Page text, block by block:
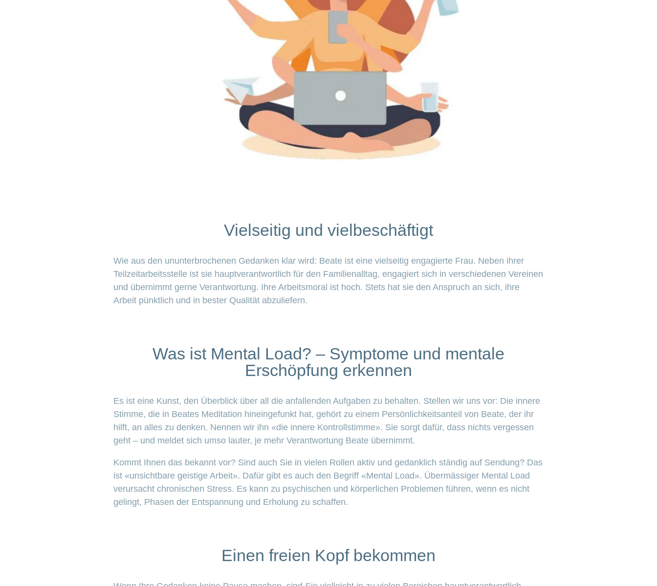
Vielseitig und vielbeschäftigt
Wie aus den ununterbrochenen Gedanken klar wird: Beate ist eine vielseitig engagierte Frau. Neben ihrer
Teilzeitarbeitsstelle ist sie hauptverantwortlich für den Familienalltag, engagiert sich in verschiedenen Vereinen
und übernimmt gerne Verantwortung. Ihre Arbeitsmoral ist hoch. Stets hat sie den Anspruch an sich, ihre
Arbeit pünktlich und in bester Qualität abzuliefern.
Was ist Mental Load? – Symptome und mentale
Erschöpfung erkennen
Es ist eine Kunst, den Überblick über all die anfallenden Aufgaben zu behalten. Stellen wir uns vor: Die innere
Stimme, die in Beates Meditation hineingefunkt hat, gehört zu einem Persönlichkeitsanteil von Beate, der ihr
hilft, an alles zu denken. Nennen wir ihn «die innere Kontrollstimme». Sie sorgt dafür, dass nichts vergessen
geht – und meldet sich umso lauter, je mehr Verantwortung Beate übernimmt.
Kommt Ihnen das bekannt vor? Sind auch Sie in vielen Rollen aktiv und gedanklich ständig auf Sendung? Das
ist «unsichtbare geistige Arbeit». Dafür gibt es auch den Begriff «Mental Load». Übermässiger Mental Load
verursacht chronischen Stress. Es kann zu psychischen und körperlichen Problemen führen, wenn es nicht
gelingt, Phasen der Entspannung und Erholung zu schaffen.
Einen freien Kopf bekommen